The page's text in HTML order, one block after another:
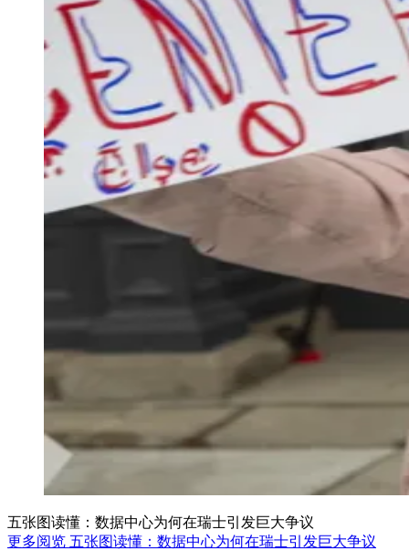
五张图读懂：数据中心为何在瑞士引发巨大争议
更多阅览 五张图读懂：数据中心为何在瑞士引发巨大争议